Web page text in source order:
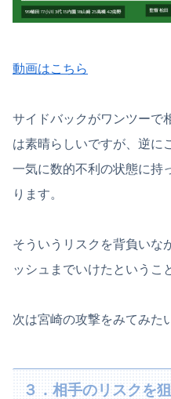
動画はこちら
サイドバックがワンツーで
は素晴らしいですが、逆に
一気に数的不利の状態に持
ります。
そういうリスクを背負いな
ッシュまでいけたというこ
次は宮崎の攻撃をみてみた
３．相手のリスクを